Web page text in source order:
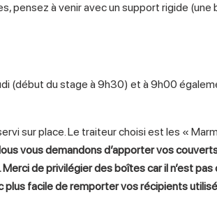
pensez à venir avec un support rigide (une
(début du stage à 9h30) et à 9h00
sur place. Le traiteur choisi est les «
vous demandons d’apporter vos
de privilégier des boîtes car il n’est pas
plus facile de remporter vos récipients